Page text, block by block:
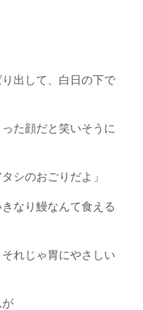
出して、白日の下で
た顔だと笑いそうに
シのおごりだよ」
なり鰻なんて食える
れじゃ胃にやさしい